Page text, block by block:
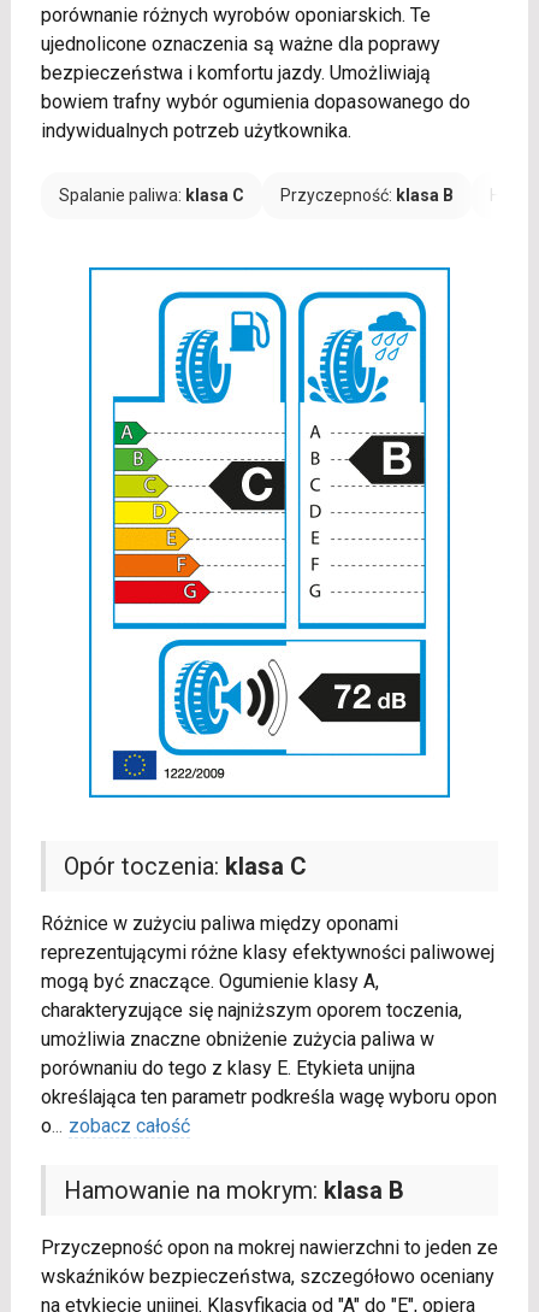
porównanie różnych wyrobów oponiarskich. Te
ujednolicone oznaczenia są ważne dla poprawy
bezpieczeństwa i komfortu jazdy. Umożliwiają
bowiem trafny wybór ogumienia dopasowanego do
indywidualnych potrzeb użytkownika.
Spalanie paliwa: klasa C Przyczepność: klasa B
Opór toczenia: klasa C
Różnice w zużyciu paliwa między oponami
reprezentującymi różne klasy efektywności paliwowej
mogą być znaczące. Ogumienie klasy A,
charakteryzujące się najniższym oporem toczenia,
umożliwia znaczne obniżenie zużycia paliwa w
porównaniu do tego z klasy E. Etykieta unijna
określająca ten parametr podkreśla wagę wyboru opon
o... zobacz całość
Hamowanie na mokrym: klasa B
Przyczepność opon na mokrej nawierzchni to jeden ze
wskaźników bezpieczeństwa, szczegółowo oceniany
na etykiecie unijnej. Klasyfikacja od "A" do "E", opiera